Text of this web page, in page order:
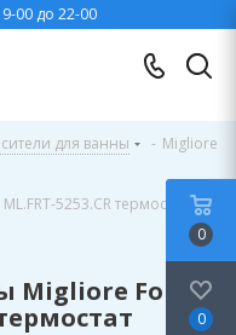
00 до 22-00
для ванны - Migliore
5253.CR термостат
Migliore Fortis
0
0